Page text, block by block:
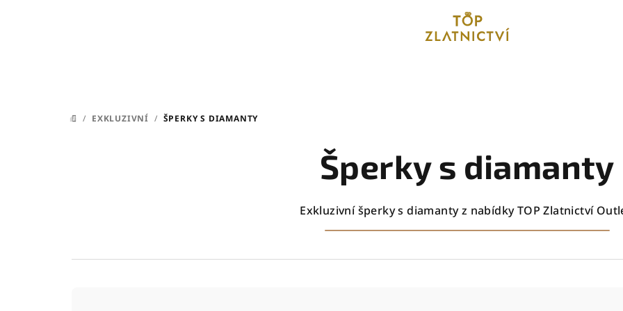
DOMŮ
/ EXKLUZIVNÍ / ŠPERKY S DIAMANTY
Šperky s diamanty
Exkluzivní šperky s diamanty z nabídky TOP Zlatnictví